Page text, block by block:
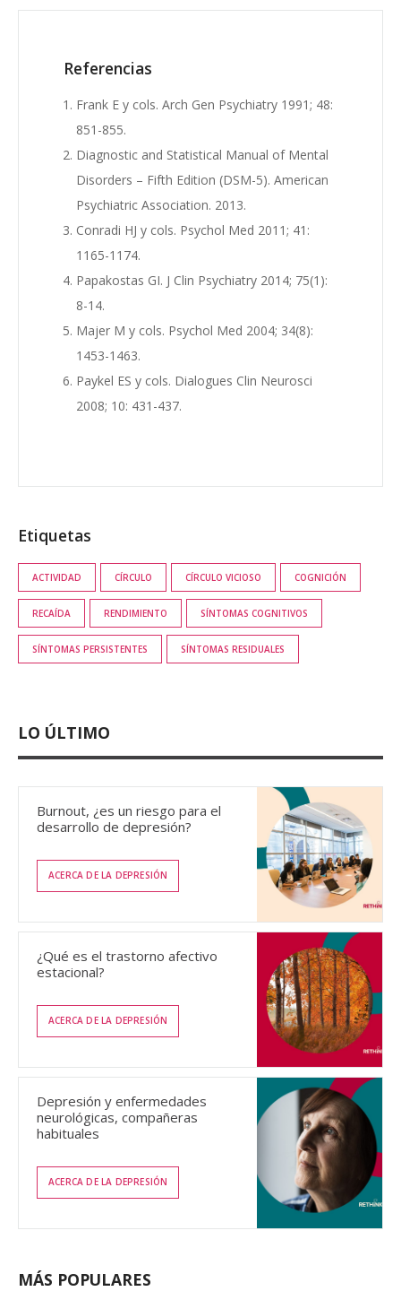
Referencias
Frank E y cols. Arch Gen Psychiatry 1991; 48:
851-855.
Diagnostic and Statistical Manual of Mental
Disorders – Fifth Edition (DSM-5). American
Psychiatric Association. 2013.
Conradi HJ y cols. Psychol Med 2011; 41:
1165-1174.
Papakostas GI. J Clin Psychiatry 2014; 75(1):
8-14.
Majer M y cols. Psychol Med 2004; 34(8):
1453-1463.
Paykel ES y cols. Dialogues Clin Neurosci
2008; 10: 431-437.
Etiquetas
ACTIVIDAD CÍRCULO CÍRCULO VICIOSO COGNICIÓN
RECAÍDA RENDIMIENTO SÍNTOMAS COGNITIVOS
SÍNTOMAS PERSISTENTES SÍNTOMAS RESIDUALES
LO ÚLTIMO
Burnout, ¿es un riesgo para el
desarrollo de depresión?
ACERCA DE LA DEPRESIÓN
¿Qué es el trastorno afectivo
estacional?
ACERCA DE LA DEPRESIÓN
Depresión y enfermedades
neurológicas, compañeras
habituales
ACERCA DE LA DEPRESIÓN
MÁS POPULARES